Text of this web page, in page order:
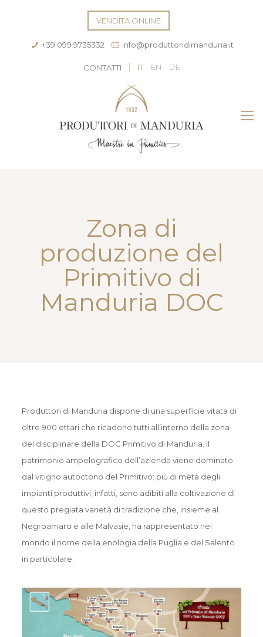
VENDITA ONLINE
+39 099 9735332 info@produttoridimanduria.it
CONTATTI IT EN DE
Zona di
produzione del
Primitivo di
Manduria DOC
Produttori di Manduria dispone di una superficie vitata di
oltre 900 ettari che ricadono tutti all’interno della zona
del disciplinare della DOC Primitivo di Manduria. Il
patrimonio ampelografico dell’azienda viene dominato
dal vitigno autoctono del Primitivo: più di metà degli
impianti produttivi, infatti, sono adibiti alla coltivazione di
questo pregiata varietà di tradizione che, insieme al
Negroamaro e alle Malvasie, ha rappresentato nel
mondo il nome della enologia della Puglia e del Salento
in particolare.